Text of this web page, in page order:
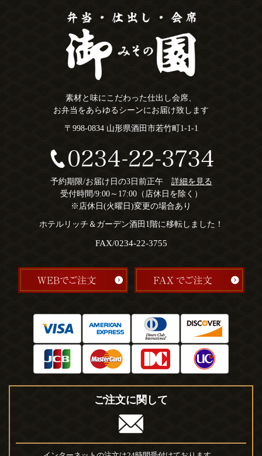
素材と味にこだわった仕出し会席、
お弁当をあらゆるシーンにお届け致します
〒998-0834 山形県酒田市若竹町1-1-1
予約期限/お届け日の3日前正午 詳細を見る
受付時間/9:00～17:00（店休日を除く）
※店休日(火曜日)変更の場合あり
ホテルリッチ＆ガーデン酒田1階に移転しました！
FAX/0234-22-3755
ご注文に関して